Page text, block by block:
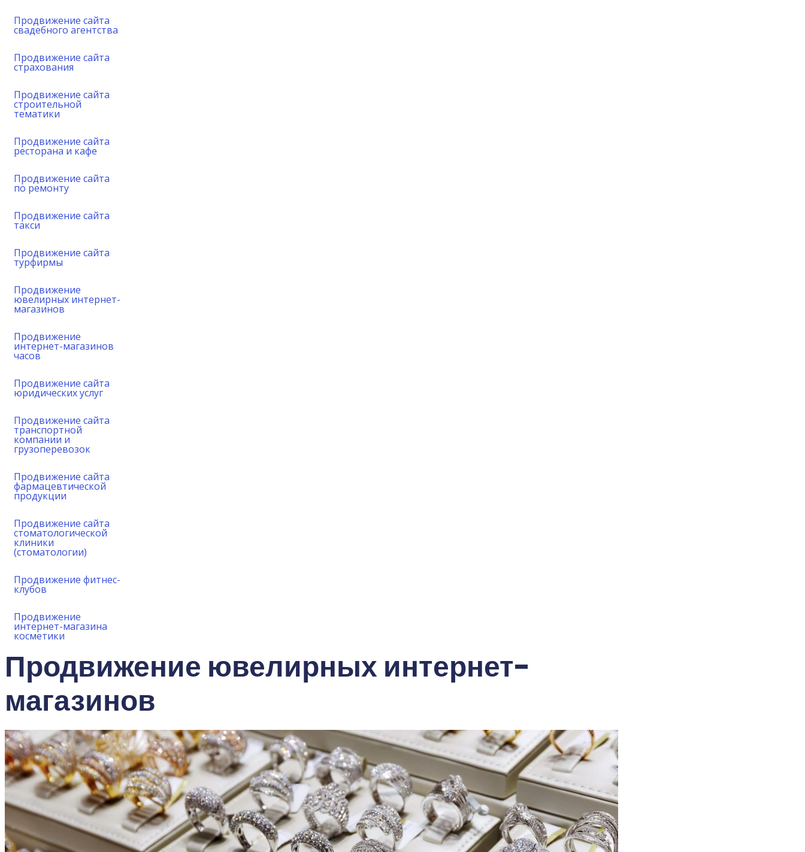
Продвижение сайта
свадебного агентства
Продвижение сайта
страхования
Продвижение сайта
строительной
тематики
Продвижение сайта
ресторана и кафе
Продвижение сайта
по ремонту
Продвижение сайта
такси
Продвижение сайта
турфирмы
Продвижение
ювелирных интернет-
магазинов
Продвижение
интернет-магазинов
часов
Продвижение сайта
юридических услуг
Продвижение сайта
транспортной
компании и
грузоперевозок
Продвижение сайта
фармацевтической
продукции
Продвижение сайта
стоматологической
клиники
(стоматологии)
Продвижение фитнес-
клубов
Продвижение
интернет-магазина
косметики
Продвижение ювелирных интернет-
магазинов